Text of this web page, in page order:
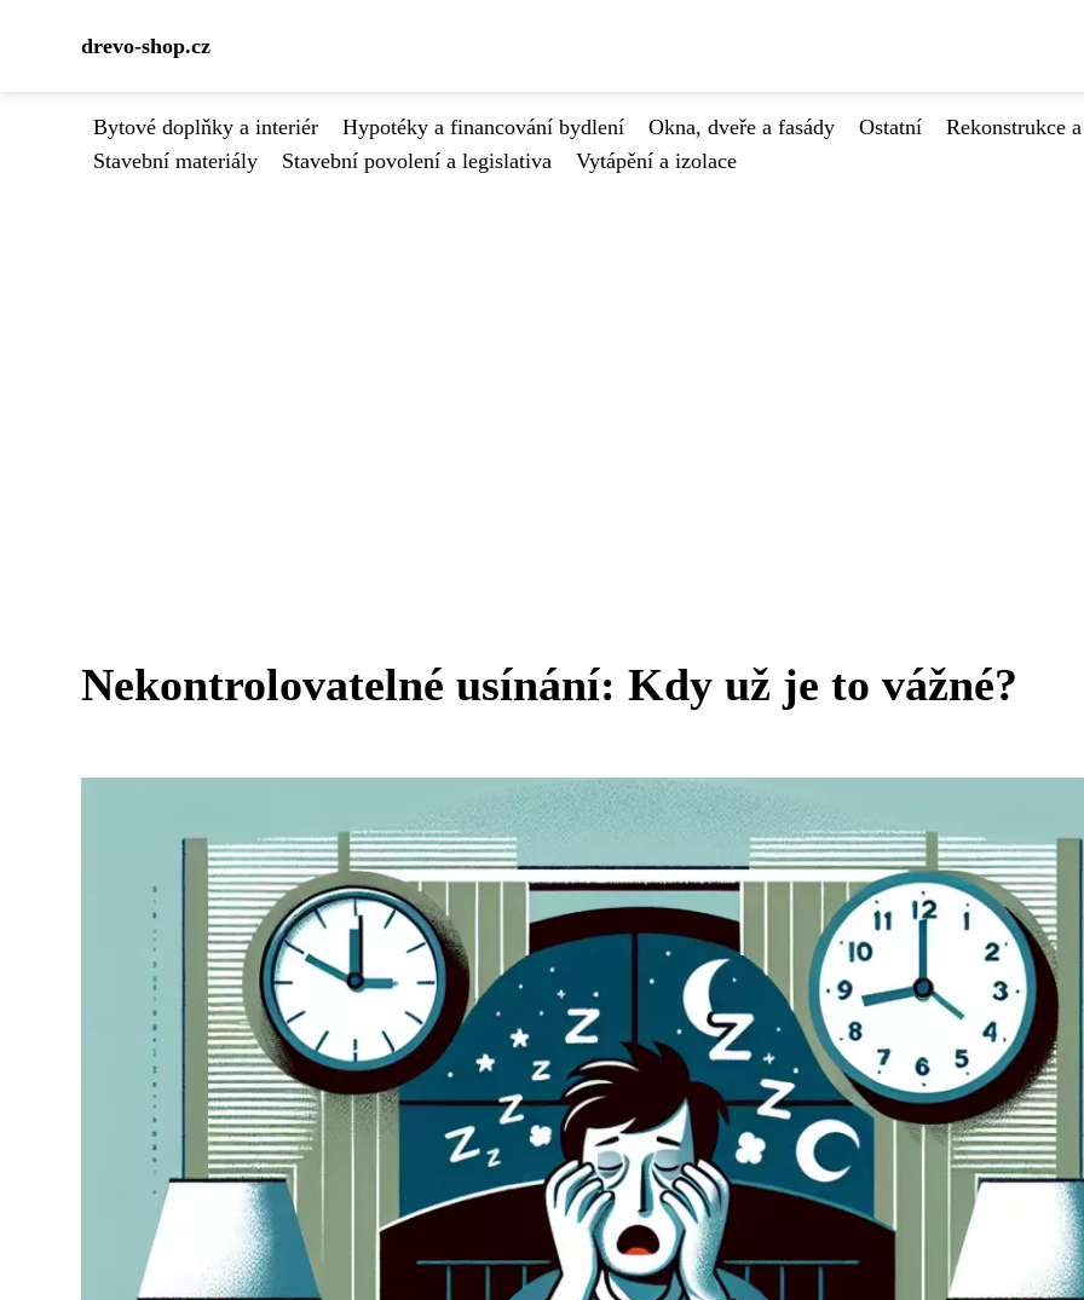
drevo-shop.cz
Bytové doplňky a interiér Hypotéky a financování bydlení Okna, dveře a fasády Ostatní Rekonstrukce
Stavební materiály
Stavební povolení a legislativa Vytápění a izolace
Nekontrolovatelné usínání: Kdy už je to vážné?